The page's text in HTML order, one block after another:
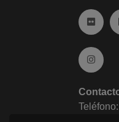
Ir a
Ir a
Teléfono: